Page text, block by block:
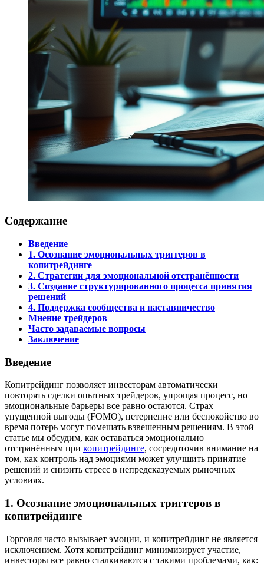
Содержание
Введение
1. Осознание эмоциональных триггеров в
копитрейдинге
2. Стратегии для эмоциональной отстранённости
3. Создание структурированного процесса принятия
решений
4. Поддержка сообщества и наставничество
Мнение трейдеров
Часто задаваемые вопросы
Заключение
Введение
Копитрейдинг позволяет инвесторам автоматически
повторять сделки опытных трейдеров, упрощая процесс, но
эмоциональные барьеры все равно остаются. Страх
упущенной выгоды (FOMO), нетерпение или беспокойство во
время потерь могут помешать взвешенным решениям. В этой
статье мы обсудим, как оставаться эмоционально
отстранённым при копитрейдинге, сосредоточив внимание на
том, как контроль над эмоциями может улучшить принятие
решений и снизить стресс в непредсказуемых рыночных
условиях.
1. Осознание эмоциональных триггеров в
копитрейдинге
Торговля часто вызывает эмоции, и копитрейдинг не является
исключением. Хотя копитрейдинг минимизирует участие,
инвесторы все равно сталкиваются с такими проблемами, как: